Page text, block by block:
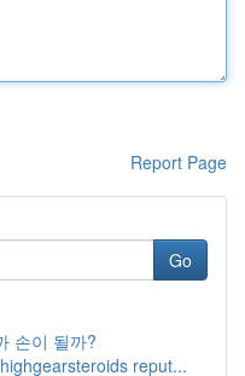
Report Page
Go
손이 될까?
reput...